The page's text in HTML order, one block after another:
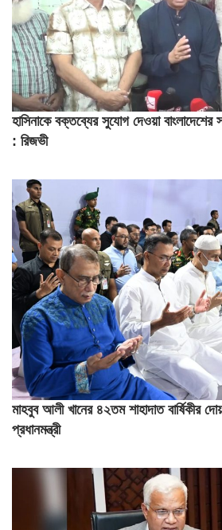
হাসিনাকে বক্তব্যের সুযোগ দেওয়া
: রিজভী
মাহবুব আলী খানের ৪২তম শাহাদাত বার্ষিকীর
প্রধানমন্ত্রী